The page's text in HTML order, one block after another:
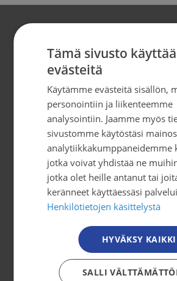
Syöpäjärjestöt
Mäkelänkatu 2, 4. kerros
00500 Helsinki
puh. 09 135 331
tiedotus@cancer.fi
Tilaa uutiskirje
Osallistu toimintaan
Tule mukaan
Mitä me teemme?
Tämä sivusto käyttää
evästeitä
Käytämme evästeitä sisällön,
personointiin ja liikenteemme
analysointiin. Jaamme myös
sivustomme käytöstäsi
analytiikkakumppaneidemme
jotka voivat yhdistää ne
jotka olet heille antanut tai
keränneet käyttäessäsi
Henkilötietojen käsittelystä
HYVÄKSY KAIKKI
SALLI